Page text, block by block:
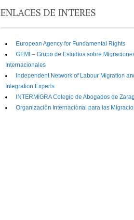
ENLACES DE INTERES
European Agency for Fundamental Rights
GEMI – Grupo de Estudios sobre
Internacionales
Independent Network of Labour Migration
Integration Experts
INTERMIGRA Colegio de Abogados de
Organización Internacional para las